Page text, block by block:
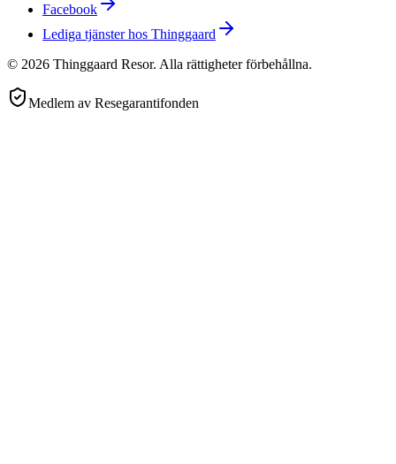
Facebook
Lediga tjänster hos Thinggaard
© 2026 Thinggaard Resor. Alla rättigheter förbehållna.
Medlem av Resegarantifonden